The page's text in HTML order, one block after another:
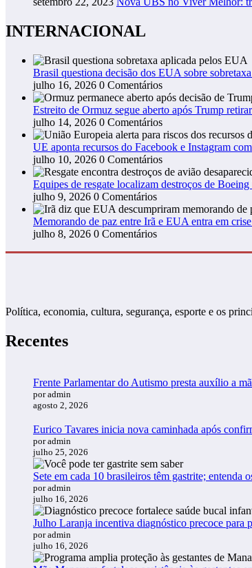
INTERNACIONAL
Brasil questiona decisão dos EUA sobre
julho 16, 2026 0 Comentários
Estreito de Ormuz segue aberto após Trump
julho 14, 2026 0 Comentários
UE aponta recursos do Facebook e Instagram
julho 10, 2026 0 Comentários
Equipes de resgate localizam destroços de
julho 9, 2026 0 Comentários
Memorando de paz entre Irã e EUA entra em
julho 8, 2026 0 Comentários
Política, economia, cultura, segurança, esporte e os
Recentes
Frente Parlamentar do Autismo presta auxílio a
por admin
agosto 2, 2026
Eurico Tavares inicia nova caminhada após
por admin
julho 25, 2026
Sete em cada 10 brasileiros têm gastrite; entenda
por admin
julho 16, 2026
Julho Laranja incentiva diagnóstico precoce para
por admin
julho 16, 2026